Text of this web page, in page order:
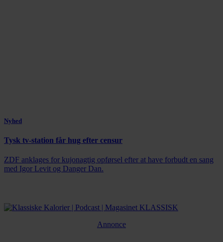
Nyhed
Tysk tv-station får hug efter censur
ZDF anklages for kujonagtig opførsel efter at have forbudt en sang
med Igor Levit og Danger Dan.
Annonce